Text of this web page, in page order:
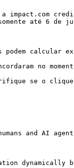
impact.com
até 6 de
calcular
no
se o
and AI
dynamically